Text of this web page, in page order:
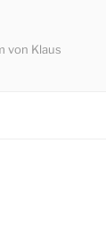
von Klaus